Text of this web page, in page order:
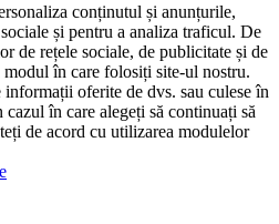
conținutul și anunțurile,
și pentru a analiza traficul. De
de rețele sociale, de publicitate și de
în care folosiți site-ul nostru.
oferite de dvs. sau culese în
în care alegeți să continuați să
de acord cu utilizarea modulelor